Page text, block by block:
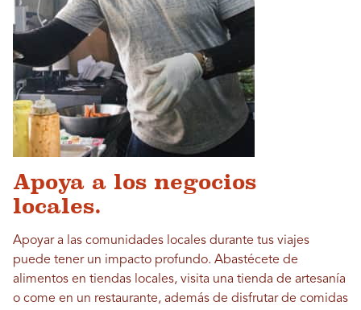
Apoya a los negocios
locales.
Apoyar a las comunidades locales durante tus viajes
puede tener un impacto profundo. Abastécete de
alimentos en tiendas locales, visita una tienda de artesanía
o come en un restaurante, además de disfrutar de comidas